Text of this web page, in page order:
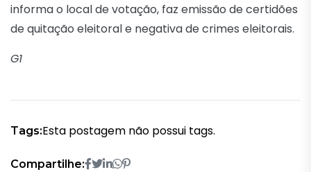
informa o local de votação, faz emissão de certidões
de quitação eleitoral e negativa de crimes eleitorais.
G1
Tags:Esta postagem não possui tags.
Compartilhe: